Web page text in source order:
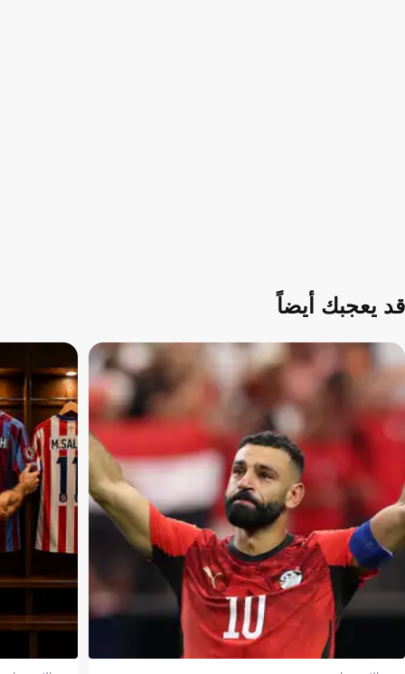
قد يعجبك أيضاً